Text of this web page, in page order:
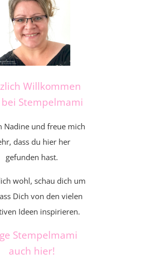
Willkommen
Stempelmami
Nadine und freue mich
dass du hier her
gefunden hast.
wohl, schau dich um
Dich von den vielen
Ideen inspirieren.
Stempelmami
auch hier!